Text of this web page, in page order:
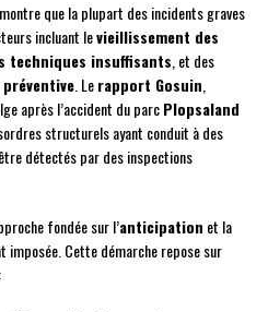
que la plupart des incidents graves
incluant levieillissement des
techniques insuffisants , et des
. Lerapport Gosuin
après l’accident du parcPlopsaland
structurels ayant conduit à des
détectés par des inspections
fondée sur l’anticipation et la
imposée. Cette démarche repose sur